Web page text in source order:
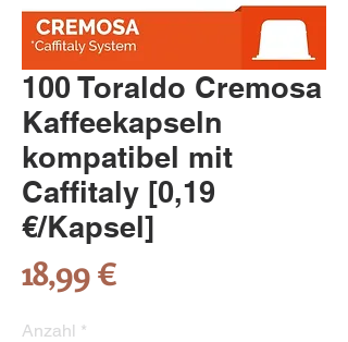
100 Toraldo Cremosa
Kaffeekapseln
kompatibel mit
Caffitaly [0,19
€/Kapsel]
18,99 €
Anzahl *